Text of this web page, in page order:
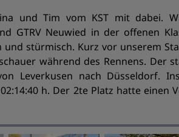
und Tim vom KST mit dabei.
GTRV Neuwied in der offenen
stürmisch. Kurz vor unserem
während des Rennens. Der
Leverkusen nach Düsseldorf.
h. Der 2te Platz hatte einen